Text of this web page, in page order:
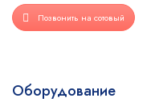
Позвонить на сотовый
Оборудование